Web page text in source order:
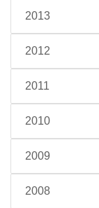
2013
2012
2011
2010
2009
2008